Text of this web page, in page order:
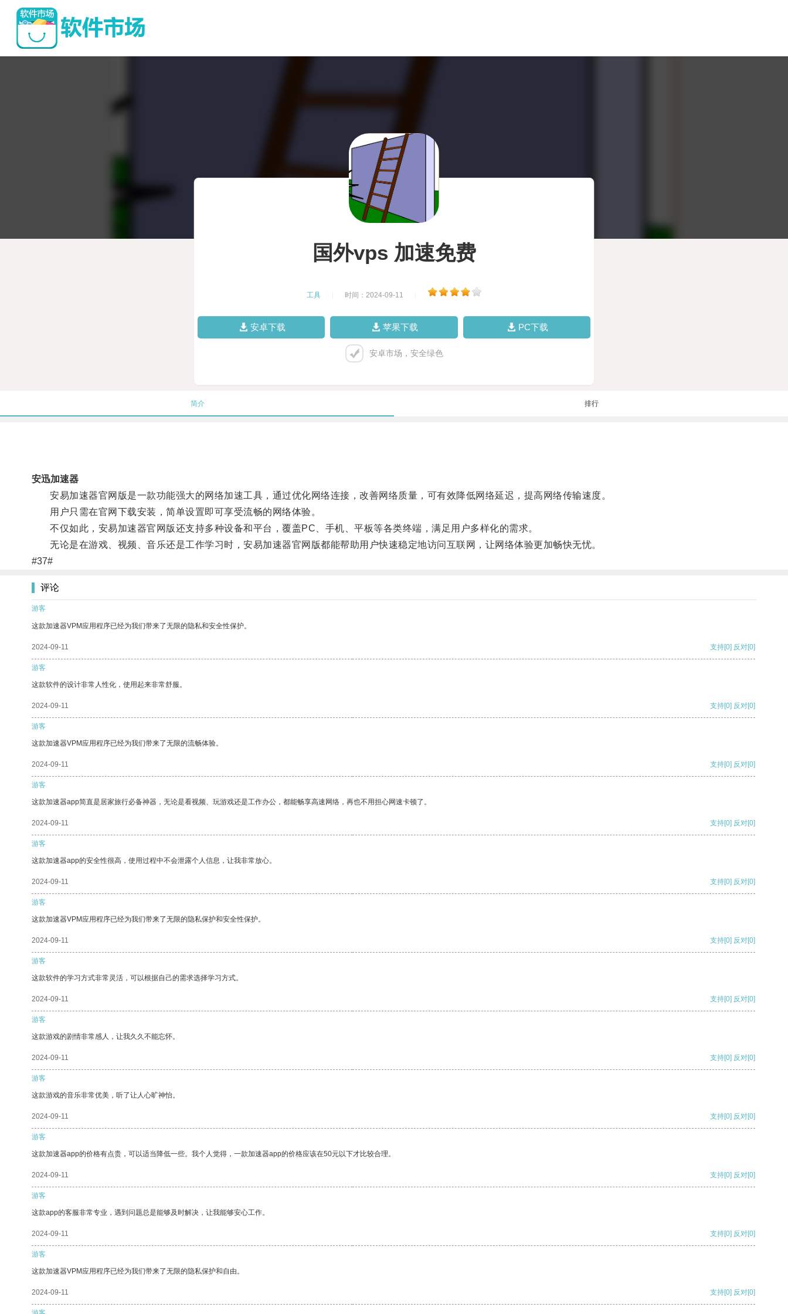
国外vps 加速免费
工具 时间：2024-09-11
安卓下载 苹果下载 PC下载
安卓市场，安全绿色
简介 排行
安迅加速器
安易加速器官网版是一款功能强大的网络加速工具，通过优化网络连接，改善网络质量，可有效降低网络延迟，提高网络传输速度。
用户只需在官网下载安装，简单设置即可享受流畅的网络体验。
不仅如此，安易加速器官网版还支持多种设备和平台，覆盖PC、手机、平板等各类终端，满足用户多样化的需求。
无论是在游戏、视频、音乐还是工作学习时，安易加速器官网版都能帮助用户快速稳定地访问互联网，让网络体验更加畅快无忧。
#37#
评论
游客
这款加速器VPM应用程序已经为我们带来了无限的隐私和安全性保护。
2024-09-11 支持[0] 反对[0]
游客
这款软件的设计非常人性化，使用起来非常舒服。
2024-09-11 支持[0] 反对[0]
游客
这款加速器VPM应用程序已经为我们带来了无限的流畅体验。
2024-09-11 支持[0] 反对[0]
游客
这款加速器app简直是居家旅行必备神器，无论是看视频、玩游戏还是工作办公，都能畅享高速网络，再也不用担心网速卡顿了。
2024-09-11 支持[0] 反对[0]
游客
这款加速器app的安全性很高，使用过程中不会泄露个人信息，让我非常放心。
2024-09-11 支持[0] 反对[0]
游客
这款加速器VPM应用程序已经为我们带来了无限的隐私保护和安全性保护。
2024-09-11 支持[0] 反对[0]
游客
这款软件的学习方式非常灵活，可以根据自己的需求选择学习方式。
2024-09-11 支持[0] 反对[0]
游客
这款游戏的剧情非常感人，让我久久不能忘怀。
2024-09-11 支持[0] 反对[0]
游客
这款游戏的音乐非常优美，听了让人心旷神怡。
2024-09-11 支持[0] 反对[0]
游客
这款加速器app的价格有点贵，可以适当降低一些。我个人觉得，一款加速器app的价格应该在50元以下才比较合理。
2024-09-11 支持[0] 反对[0]
游客
这款app的客服非常专业，遇到问题总是能够及时解决，让我能够安心工作。
2024-09-11 支持[0] 反对[0]
游客
这款加速器VPM应用程序已经为我们带来了无限的隐私保护和自由。
2024-09-11 支持[0] 反对[0]